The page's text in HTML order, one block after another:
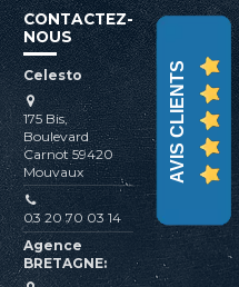
CONTACTEZ-
NOUS
Celesto
175 Bis,
Boulevard
Carnot 59420
Mouvaux
03 20 70 03 14
Agence
BRETAGNE:
AVIS CLIENTS